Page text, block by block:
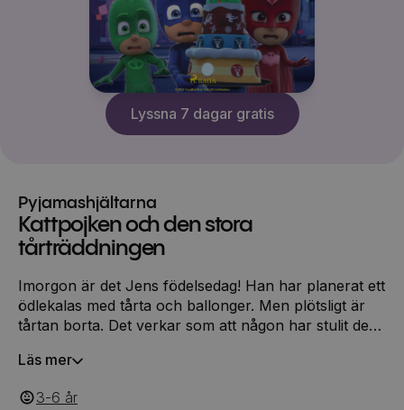
Lyssna 7 dagar gratis
Pyjamashjältarna
Kattpojken och den stora
tårträddningen
Imorgon är det Jens födelsedag! Han har planerat ett
ödlekalas med tårta och ballonger. Men plötsligt är
tårtan borta. Det verkar som att någon har stulit den!
Pyjamashjälte-kompisar Ugglis och Kattpojken för att
med Kattpojken, Gecko och Ugglis på
Läs mer
3-6 ‎‎ år